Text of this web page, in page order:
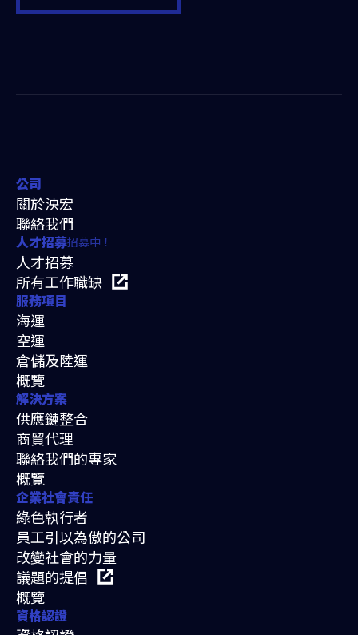
公司
關於泱宏
聯絡我們
人才招募招募中！
人才招募
所有工作職缺
服務項目
海運
空運
倉儲及陸運
概覽
解決方案
供應鏈整合
商貿代理
聯絡我們的專家
概覽
企業社會責任
綠色執行者
員工引以為傲的公司
改變社會的力量
議題的提倡
概覽
資格認證